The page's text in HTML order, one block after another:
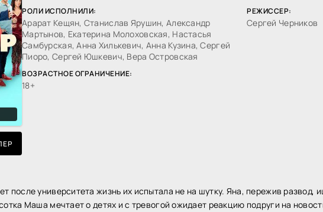
РОЛИ ИСПОЛНИЛИ:
Арарат Кещян, Станислав Ярушин, Александр
Мартынов, Екатерина Молоховская, Настасья
Самбурская, Анна Хилькевич, Анна Кузина, Сергей
Пиоро, Сергей Юшкевич, Вера Островская
РЕЖИССЕР:
Сергей Черников
ВОЗРАСТНОЕ ОГРАНИЧЕНИЕ:
18+
после университета жизнь их испытала не на шутку. Яна, пережив развод,
Маша мечтает о детях и с тревогой ожидает реакцию подруги на